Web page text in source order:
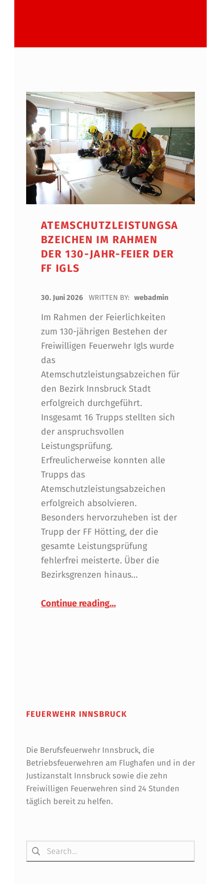
ATEMSCHUTZLEISTUNGSA
BZEICHEN IM RAHMEN
DER 130-JAHR-FEIER DER
FF IGLS
30. Juni 2026 WRITTEN BY: webadmin
Im Rahmen der Feierlichkeiten
zum 130-jährigen Bestehen der
Freiwilligen Feuerwehr Igls wurde
das
Atemschutzleistungsabzeichen für
den Bezirk Innsbruck Stadt
erfolgreich durchgeführt.
Insgesamt 16 Trupps stellten sich
der anspruchsvollen
Leistungsprüfung.
Erfreulicherweise konnten alle
Trupps das
Atemschutzleistungsabzeichen
erfolgreich absolvieren.
Besonders hervorzuheben ist der
Trupp der FF Hötting, der die
gesamte Leistungsprüfung
fehlerfrei meisterte. Über die
Bezirksgrenzen hinaus…
Continue reading…
FEUERWEHR INNSBRUCK
Die Berufsfeuerwehr Innsbruck, die
Betriebsfeuerwehren am Flughafen und in der
Justizanstalt Innsbruck sowie die zehn
Freiwilligen Feuerwehren sind 24 Stunden
täglich bereit zu helfen.
Suchen nach: